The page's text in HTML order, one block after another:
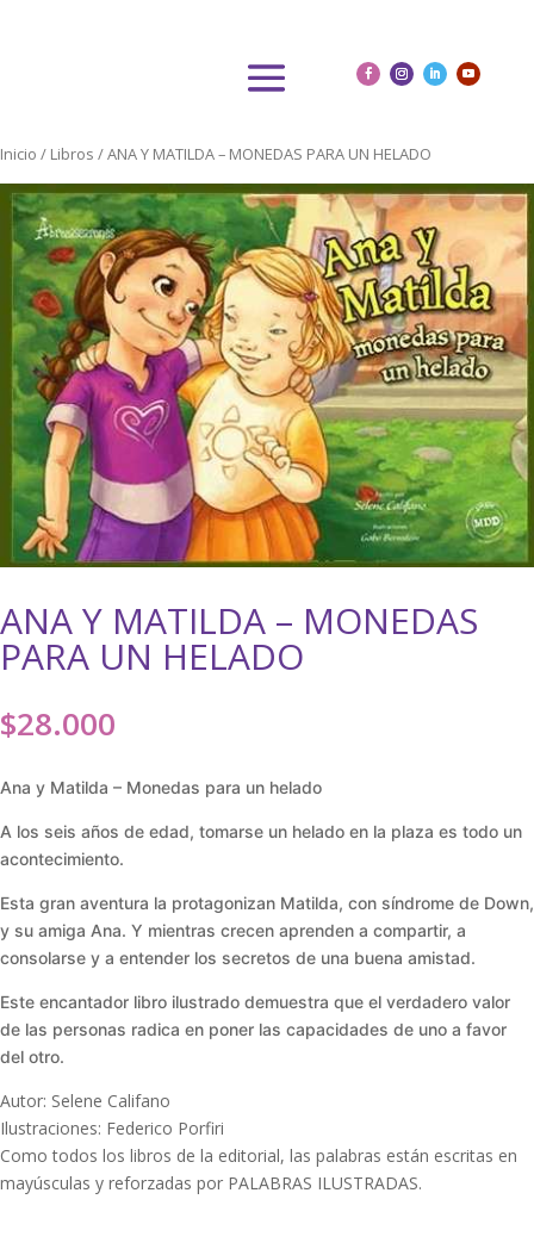
Inicio / Libros / ANA Y MATILDA – MONEDAS PARA UN HELADO
ANA Y MATILDA – MONEDAS
PARA UN HELADO
$28.000
Ana y Matilda – Monedas para un helado
A los seis años de edad, tomarse un helado en la plaza es todo un
acontecimiento.
Esta gran aventura la protagonizan Matilda, con síndrome de Down,
y su amiga Ana. Y mientras crecen aprenden a compartir, a
consolarse y a entender los secretos de una buena amistad.
Este encantador libro ilustrado demuestra que el verdadero valor
de las personas radica en poner las capacidades de uno a favor
del otro.
Autor: Selene Califano
Ilustraciones: Federico Porfiri
Como todos los libros de la editorial, las palabras están escritas en
mayúsculas y reforzadas por PALABRAS ILUSTRADAS.